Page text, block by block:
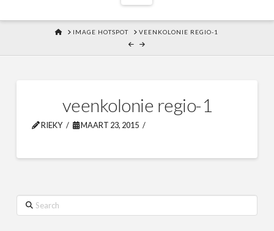
HOMEIMAGE HOTSPOT VEENKOLONIE REGIO-1
veenkolonie regio-1
RIEKY MAART 23, 2015
Search